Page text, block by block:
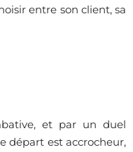
entre son client, sa
et par un duel
départ est accrocheur,